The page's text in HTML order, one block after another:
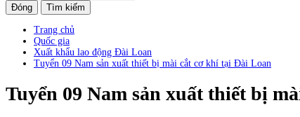
Đóng Tìm kiếm
Trang chủ
Quốc gia
Xuất khẩu lao động Đài Loan
Tuyển 09 Nam sản xuất thiết bị mài cắt cơ khí tại Đài Loan
Tuyển 09 Nam sản xuất thiết bị